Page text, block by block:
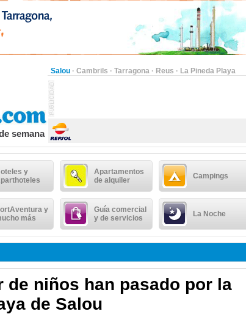
Salou · Cambrils · Tarragona · Reus · La Pineda Playa
semana
y
Apartamentos
de alquiler
Campings
y
más
Guía comercial
y de servicios
La Noche
de niños han pasado por la
de Salou